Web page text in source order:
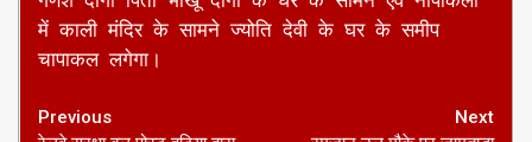
गणेश दांगी पिता भीखू दांगी के घर के सामने एवं नापोकला
में काली मंदिर के सामने ज्योति देवी के घर के समीप
चापाकल लगेगा।
Previous
Next